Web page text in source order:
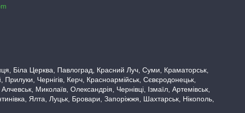
Біла Церква, Павлоград, Красний Луч, Суми, Краматорськ,
Чернігів, Керч, Красноармійськ, Сєвєродонецьк,
Миколаїв, Олександрія, Чернівці, Ізмаїл, Артемівськ,
Ялта, Луцьк, Бровари, Запоріжжя, Шахтарськ, Нікополь,